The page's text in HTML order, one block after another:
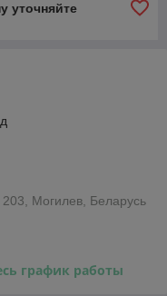
уточняйте
Могилев, Беларусь
график работы